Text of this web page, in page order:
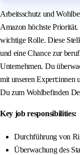
Arbeitsschutz und
Amazon höchste
wichtige Rolle. Diese
und eine Chance zur
Unternehmen. Du
mit unseren Expert:innen
Du zum Wohlbefinden
Key job responsibilities:
Durchführung von
Überwachung des